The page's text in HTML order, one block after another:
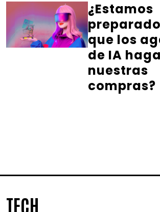
¿Estamos
que los
de IA
nuestras
compras?
TECH